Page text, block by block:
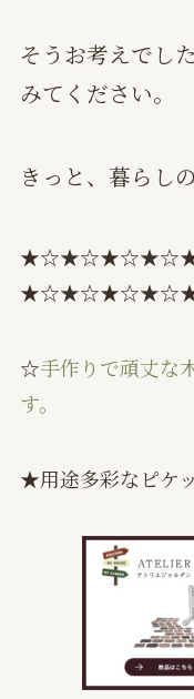
そうお考えでし
みてください。
きっと、暮らし
☆手作りで頑丈な
す。
★用途多彩なピケ